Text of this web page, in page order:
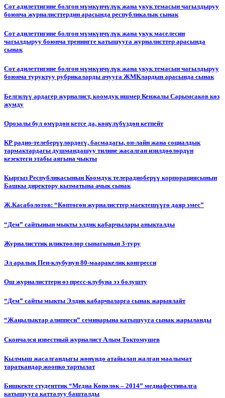
Сот адилеттигине болгон мүмкүнчүлүк жана укук темасын чагылдыруу
боюнча журналисттердин арасында республикалык сынак
Сот адилеттигине болгон мүмкүнчүлүк жана укук маселесин
чагылдыруу боюнча тренингге катышууга журналисттер арасында
сынак
Сот адилеттигине болгон мүмкүнчүлүк жана укук темасын чагылдыруу
боюнча туруктуу рубрикаларды ачууга ЖМКлардын арасында сынак
Белгилүү ардагер журналист, коомдук ишмер Кенжалы Сарымсаков көз
жумду
Орозалы бул өмүрдөн кетсе да, көңүлүбүздөн кетпейт
КР радио-телеберүүлөрдөгү, басмадагы, он-лайн жана социалдык
тармактардагы душмандашуу тилине жасалган изилдөөлөрдүн
кезектеги этабы аягына чыкты
Кыргыз Республикасынын Коомдук телерадиоберүү корпорациясынын
Башкы директору кызматына ачык сынак
Ж.Касаболотов: “Көптөгөн журналисттер маектешүүгө даяр эмес”
“Дем” сайтынын мыкты элдик кабарчылары аныкталды
Журналисттик иликтөөлөр сынагынын 3-туру
Эл аралык Пен-клубунун 80-мааракелик конгресси
Ош журналисттери өз пресс-клубуна ээ болушту
“Дем” сайты мыкты Элдик кабарчыларга сынак жарыялайт
“Жаңылыктар алиппеси” семинарына катышууга сынак жарыланды
Cкончался известный журналист Алым Токтомушев
Кылмыш жасалгандыгы жөнүндө атайылап жалган маалымат
тараткандар жоопко тартылат
Бишкекте студенттик “Медиа Көпөлөк – 2014” медиафестивалга
катышууга катталуу башталды